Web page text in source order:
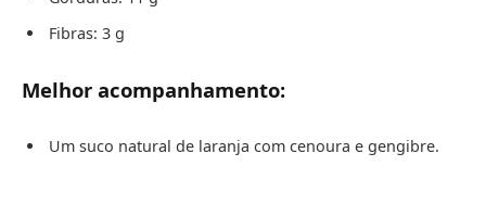
Fibras: 3 g
Melhor acompanhamento:
Um suco natural de laranja com cenoura e gengibre.